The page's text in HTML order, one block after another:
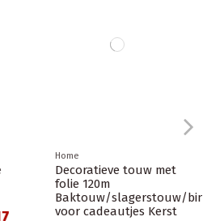
Home
Decoratieve touw met
folie 120m
Baktouw/slagerstouw/
voor cadeautjes Kerst